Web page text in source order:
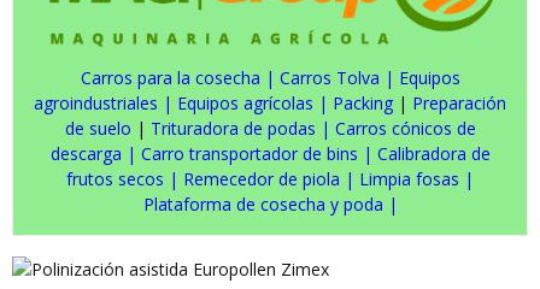
Carros para la cosecha | Carros Tolva | Equipos
agroindustriales | Equipos agrícolas | Packing | Preparación
de suelo | Trituradora de podas | Carros cónicos de
descarga | Carro transportador de bins | Calibradora de
frutos secos | Remecedor de piola | Limpia fosas |
Plataforma de cosecha y poda |